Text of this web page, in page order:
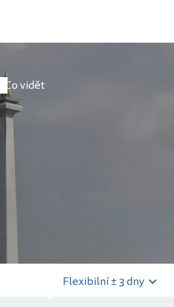
Co vidět
Flexibilní ± 3 dny